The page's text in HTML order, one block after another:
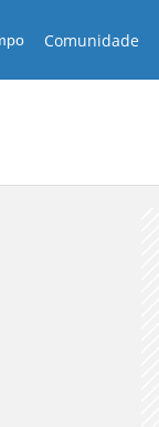
Comunidade